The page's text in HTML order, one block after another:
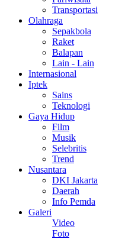
Transportasi
Olahraga
Sepakbola
Raket
Balapan
Lain - Lain
Internasional
Iptek
Sains
Teknologi
Gaya Hidup
Film
Musik
Selebritis
Trend
Nusantara
DKI Jakarta
Daerah
Info Pemda
Galeri
Video
Foto